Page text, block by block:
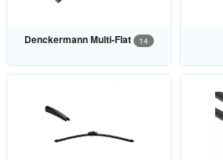
Denckermann Multi-Flat 14